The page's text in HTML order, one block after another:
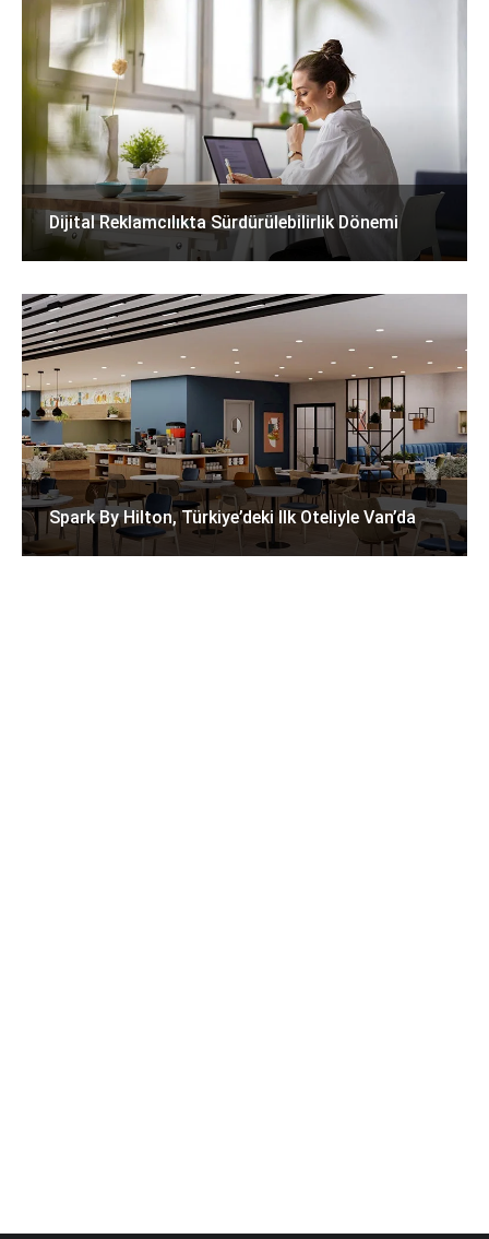
Dijital Reklamcılıkta Sürdürülebilirlik Dönemi
Spark By Hilton, Türkiye’deki Ilk Oteliyle Van’da